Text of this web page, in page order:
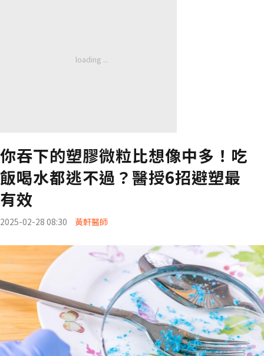
你吞下的塑膠微粒比想像中多！吃
飯喝水都逃不過？醫授6招避塑最
有效
2025-02-28 08:30 黃軒醫師